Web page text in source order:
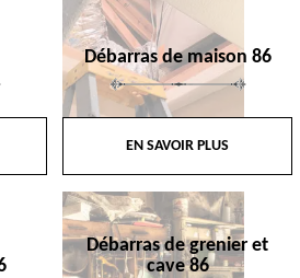
Débarras de maison 86
EN SAVOIR PLUS
Débarras de grenier et
cave 86